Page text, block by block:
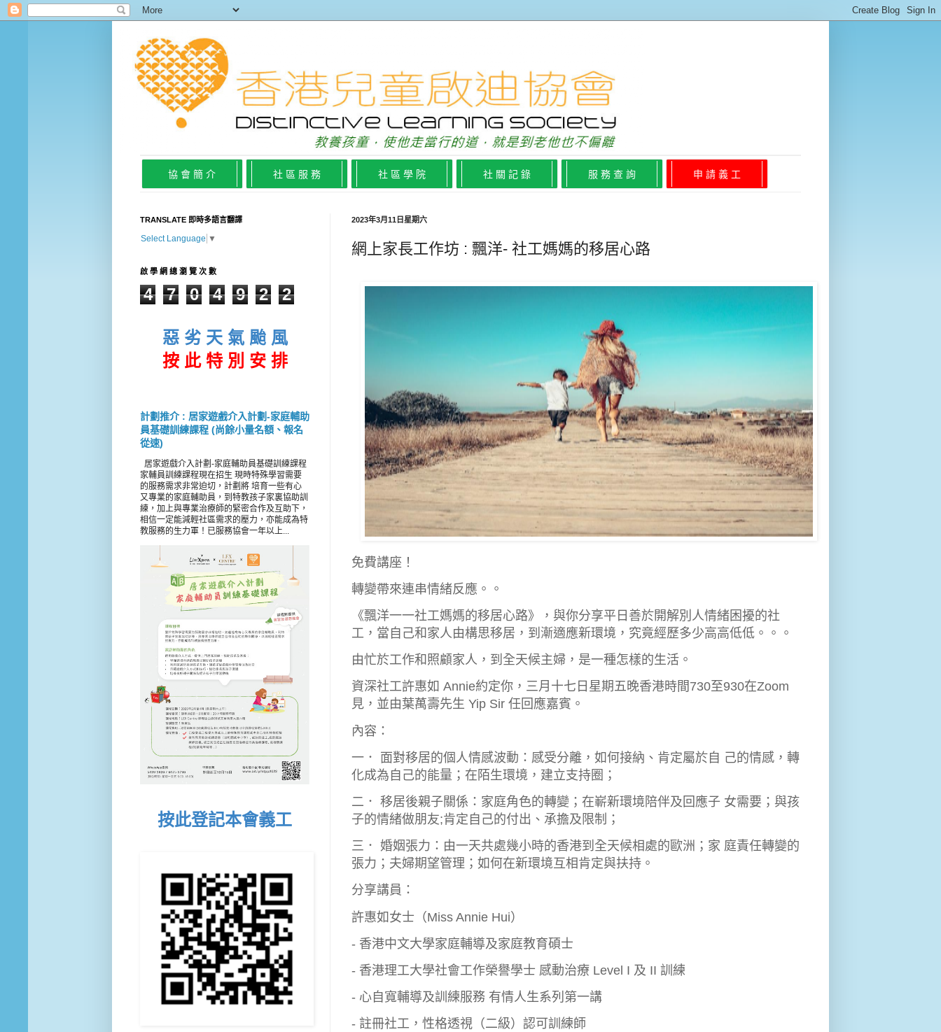
協 會 簡 介 社 區 服 務 社 區 學 院 社 關 記 錄 服 務 查 詢 申 請 義 工
2023年3月11日星期六
網上家長工作坊 : 飄洋- 社工媽媽的移居心路
免費講座！
轉變帶來連串情緒反應。。
《飄洋一一社工媽媽的移居心路》，與你分享平日善於開解別人情緒困擾的社
工，當自己和家人由構思移居，到漸適應新環境，究竟經歷多少高高低低。。。
由忙於工作和照顧家人，到全天候主婦，是一種怎樣的生活。
資深社工許惠如 Annie約定你，三月十七日星期五晚香港時間730至930在Zoom
見，並由葉萬壽先生 Yip Sir 任回應嘉賓。
內容：
一． 面對移居的個人情感波動：感受分離，如何接納、肯定屬於自 己的情感，轉
化成為自己的能量；在陌生環境，建立支持圈；
二． 移居後親子關係：家庭角色的轉變；在嶄新環境陪伴及回應子 女需要；與孩
子的情緒做朋友;肯定自己的付出、承擔及限制；
三． 婚姻張力：由一天共處幾小時的香港到全天候相處的歐洲；家 庭責任轉變的
張力；夫婦期望管理；如何在新環境互相肯定與扶持。
分享講員：
許惠如女士（Miss Annie Hui）
- 香港中文大學家庭輔導及家庭教育碩士
- 香港理工大學社會工作榮譽學士 感動治療 Level I 及 II 訓練
- 心自寬輔導及訓練服務 有情人生系列 第一講
- 註冊社工，性格透視（二級）認可訓練師
TRANSLATE 即時多語言翻譯
Select Language ▼
啟 學 網 總 瀏 覽 次 數
4 7 0 4 9 2 2
惡 劣 天 氣 颱 風
按 此 特 別 安 排
計劃推介 : 居家遊戲介入計劃-家庭輔助
員基礎訓練課程 (尚餘小量名額、報名
從速)
居家遊戲介入計劃-家庭輔助員基礎訓練課程
家輔員訓練課程現在招生 現時特殊學習需要
的服務需求非常迫切，計劃將 培育一些有心
又專業的家庭輔助員，到特教孩子家裏協助訓
練，加上與專業治療師的緊密合作及互助下，
相信一定能減輕社區需求的壓力，亦能成為特
教服務的生力軍！已服務協會一年以上...
按此登記本會義工